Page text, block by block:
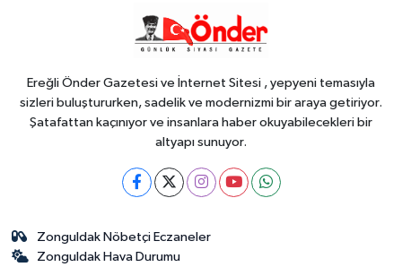
13:40
çocuk Yaz Spor Okullarında
Ereğli Önder Gazetesi ve İnternet Sitesi , yepyeni temasıyla
sizleri buluştururken, sadelik ve modernizmi bir araya getiriyor.
Şatafattan kaçınıyor ve insanlara haber okuyabilecekleri bir
altyapı sunuyor.
Zonguldak Nöbetçi Eczaneler
Zonguldak Hava Durumu